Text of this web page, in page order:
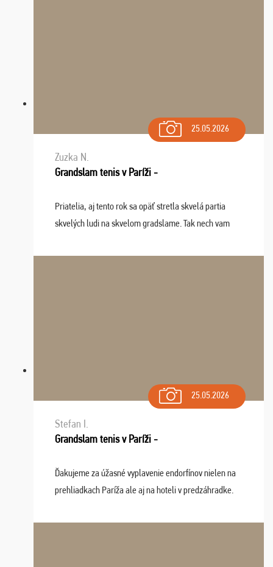
25.05.2026
Zuzka N.
Grandslam tenis v Paríži -
Priatelia, aj tento rok sa opäť stretla skvelá partia
skvelých ludi na skvelom gradslame. Tak nech vam
sa na budúci rok. Prajem vam este veľa ta ...
25.05.2026
Stefan I.
Grandslam tenis v Paríži -
Ďakujeme za úžasné vyplavenie endorfínov nielen na
prehliadkach Paríža ale aj na hoteli v predzáhradke.
spomínať a zväžujeme repete budúci rok : ...